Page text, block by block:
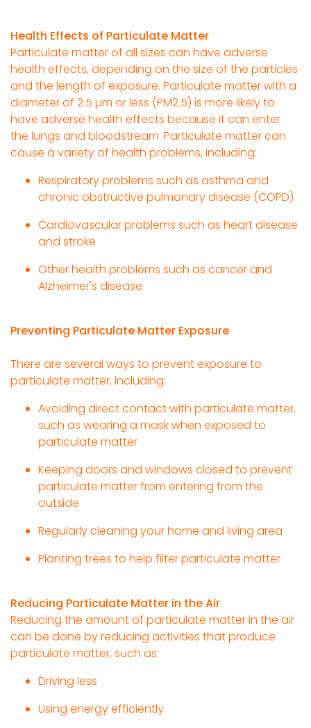
Health Effects of Particulate Matter
Particulate matter of all sizes can have adverse
health effects, depending on the size of the particles
and the length of exposure. Particulate matter with a
diameter of 2.5 µm or less (PM2.5) is more likely to
have adverse health effects because it can enter
the lungs and bloodstream. Particulate matter can
cause a variety of health problems, including:
Respiratory problems such as asthma and
chronic obstructive pulmonary disease (COPD)
Cardiovascular problems such as heart disease
and stroke
Other health problems such as cancer and
Alzheimer's disease
Preventing Particulate Matter Exposure
There are several ways to prevent exposure to
particulate matter, including:
Avoiding direct contact with particulate matter,
such as wearing a mask when exposed to
particulate matter
Keeping doors and windows closed to prevent
particulate matter from entering from the
outside
Regularly cleaning your home and living area
Planting trees to help filter particulate matter
Reducing Particulate Matter in the Air
Reducing the amount of particulate matter in the air
can be done by reducing activities that produce
particulate matter, such as:
Driving less
Using energy efficiently